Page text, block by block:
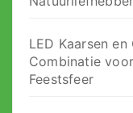
LED Kaarsen
Combinatie
Feestsfeer